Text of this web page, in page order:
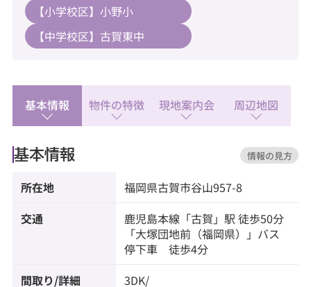
◆小野小学校：徒歩32分
◆古賀東中学校：徒歩34分
【小学校区】小野小
【中学校区】古賀東中
基本情報 物件の特徴 現地案内会 周辺地図
基本情報 情報の見方
所在地 福岡県古賀市谷山957-8
交通 鹿児島本線 「古賀 」駅 徒歩50分
「大塚団地前（福岡県）」バス
停下車 徒歩4分
間取り/詳細 3DK/